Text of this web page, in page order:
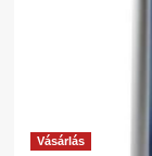
Vásárlás